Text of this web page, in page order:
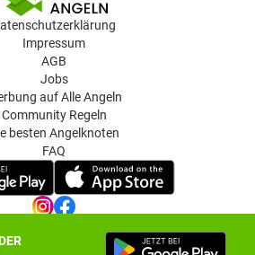
Impressum
AGB
Jobs
auf Alle Angeln
Community Regeln
besten Angelknoten
FAQ
Einstellungen